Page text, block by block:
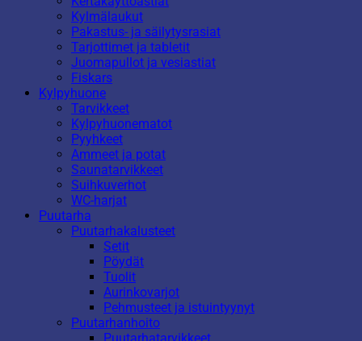
Kylmälaukut
Pakastus- ja säilytysrasiat
Tarjottimet ja tabletit
Juomapullot ja vesiastiat
Fiskars
Kylpyhuone
Tarvikkeet
Kylpyhuonematot
Pyyhkeet
Ammeet ja potat
Saunatarvikkeet
Suihkuverhot
WC-harjat
Puutarha
Puutarhakalusteet
Setit
Pöydät
Tuolit
Aurinkovarjot
Pehmusteet ja istuintyynyt
Puutarhanhoito